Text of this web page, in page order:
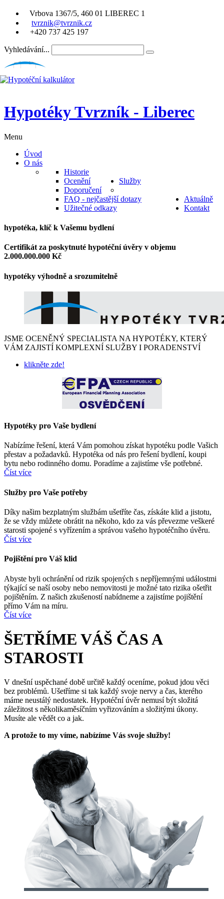
Vrbova 1367/5, 460 01 LIBEREC 1
tvrznik@tvrznik.cz
+420 737 425 197
Vyhledávání...
Hypotéky Tvrzník - Liberec
Menu
Úvod
O nás
Historie
Ocenění
Doporučení
Služby
FAQ - nejčastější dotazy
Užitečné odkazy
Aktuálně
Kontakt
hypotéka, klíč k Vašemu bydlení
Certifikát za poskytnuté hypotéční úvěry v objemu
2.000.000.000 Kč
hypotéky výhodně a srozumitelně
JSME OCENĚNÝ SPECIALISTA NA HYPOTÉKY, KTERÝ
VÁM ZAJISTÍ KOMPLEXNÍ SLUŽBY I PORADENSTVÍ
klikněte zde!
Hypotéky pro Vaše bydlení
Nabízíme řešení, která Vám pomohou získat hypotéku podle Vašich
přestav a požadavků. Hypotéka od nás pro řešení bydlení, koupi
bytu nebo rodinného domu. Poradíme a zajistíme vše potřebné.
Číst více
Služby pro Vaše potřeby
Díky našim bezplatným službám ušetříte čas, získáte klid a jistotu,
že se vždy můžete obrátit na někoho, kdo za vás převezme veškeré
starosti spojené s vyřízením a správou vašeho hypotéčního úvěru.
Číst více
Pojištění pro Váš klid
Abyste byli ochránění od rizik spojených s nepříjemnými událostmi
týkající se naší osoby nebo nemovitosti je možné tato rizika ošetřit
pojištěním. Z našich zkušeností nabídneme a zajistíme pojištění
přímo Vám na míru.
Číst více
ŠETŘÍME VÁŠ ČAS A
STAROSTI
V dnešní uspěchané době určitě každý oceníme, pokud jdou věci
bez problémů. Ušetříme si tak každý svoje nervy a čas, kterého
máme neustálý nedostatek. Hypotéční úvěr nemusí být složitá
záležitost s několikaměsíčním vyřizováním a složitými úkony.
Musíte ale vědět co a jak.
A protože to my víme, nabízíme Vás svoje služby!